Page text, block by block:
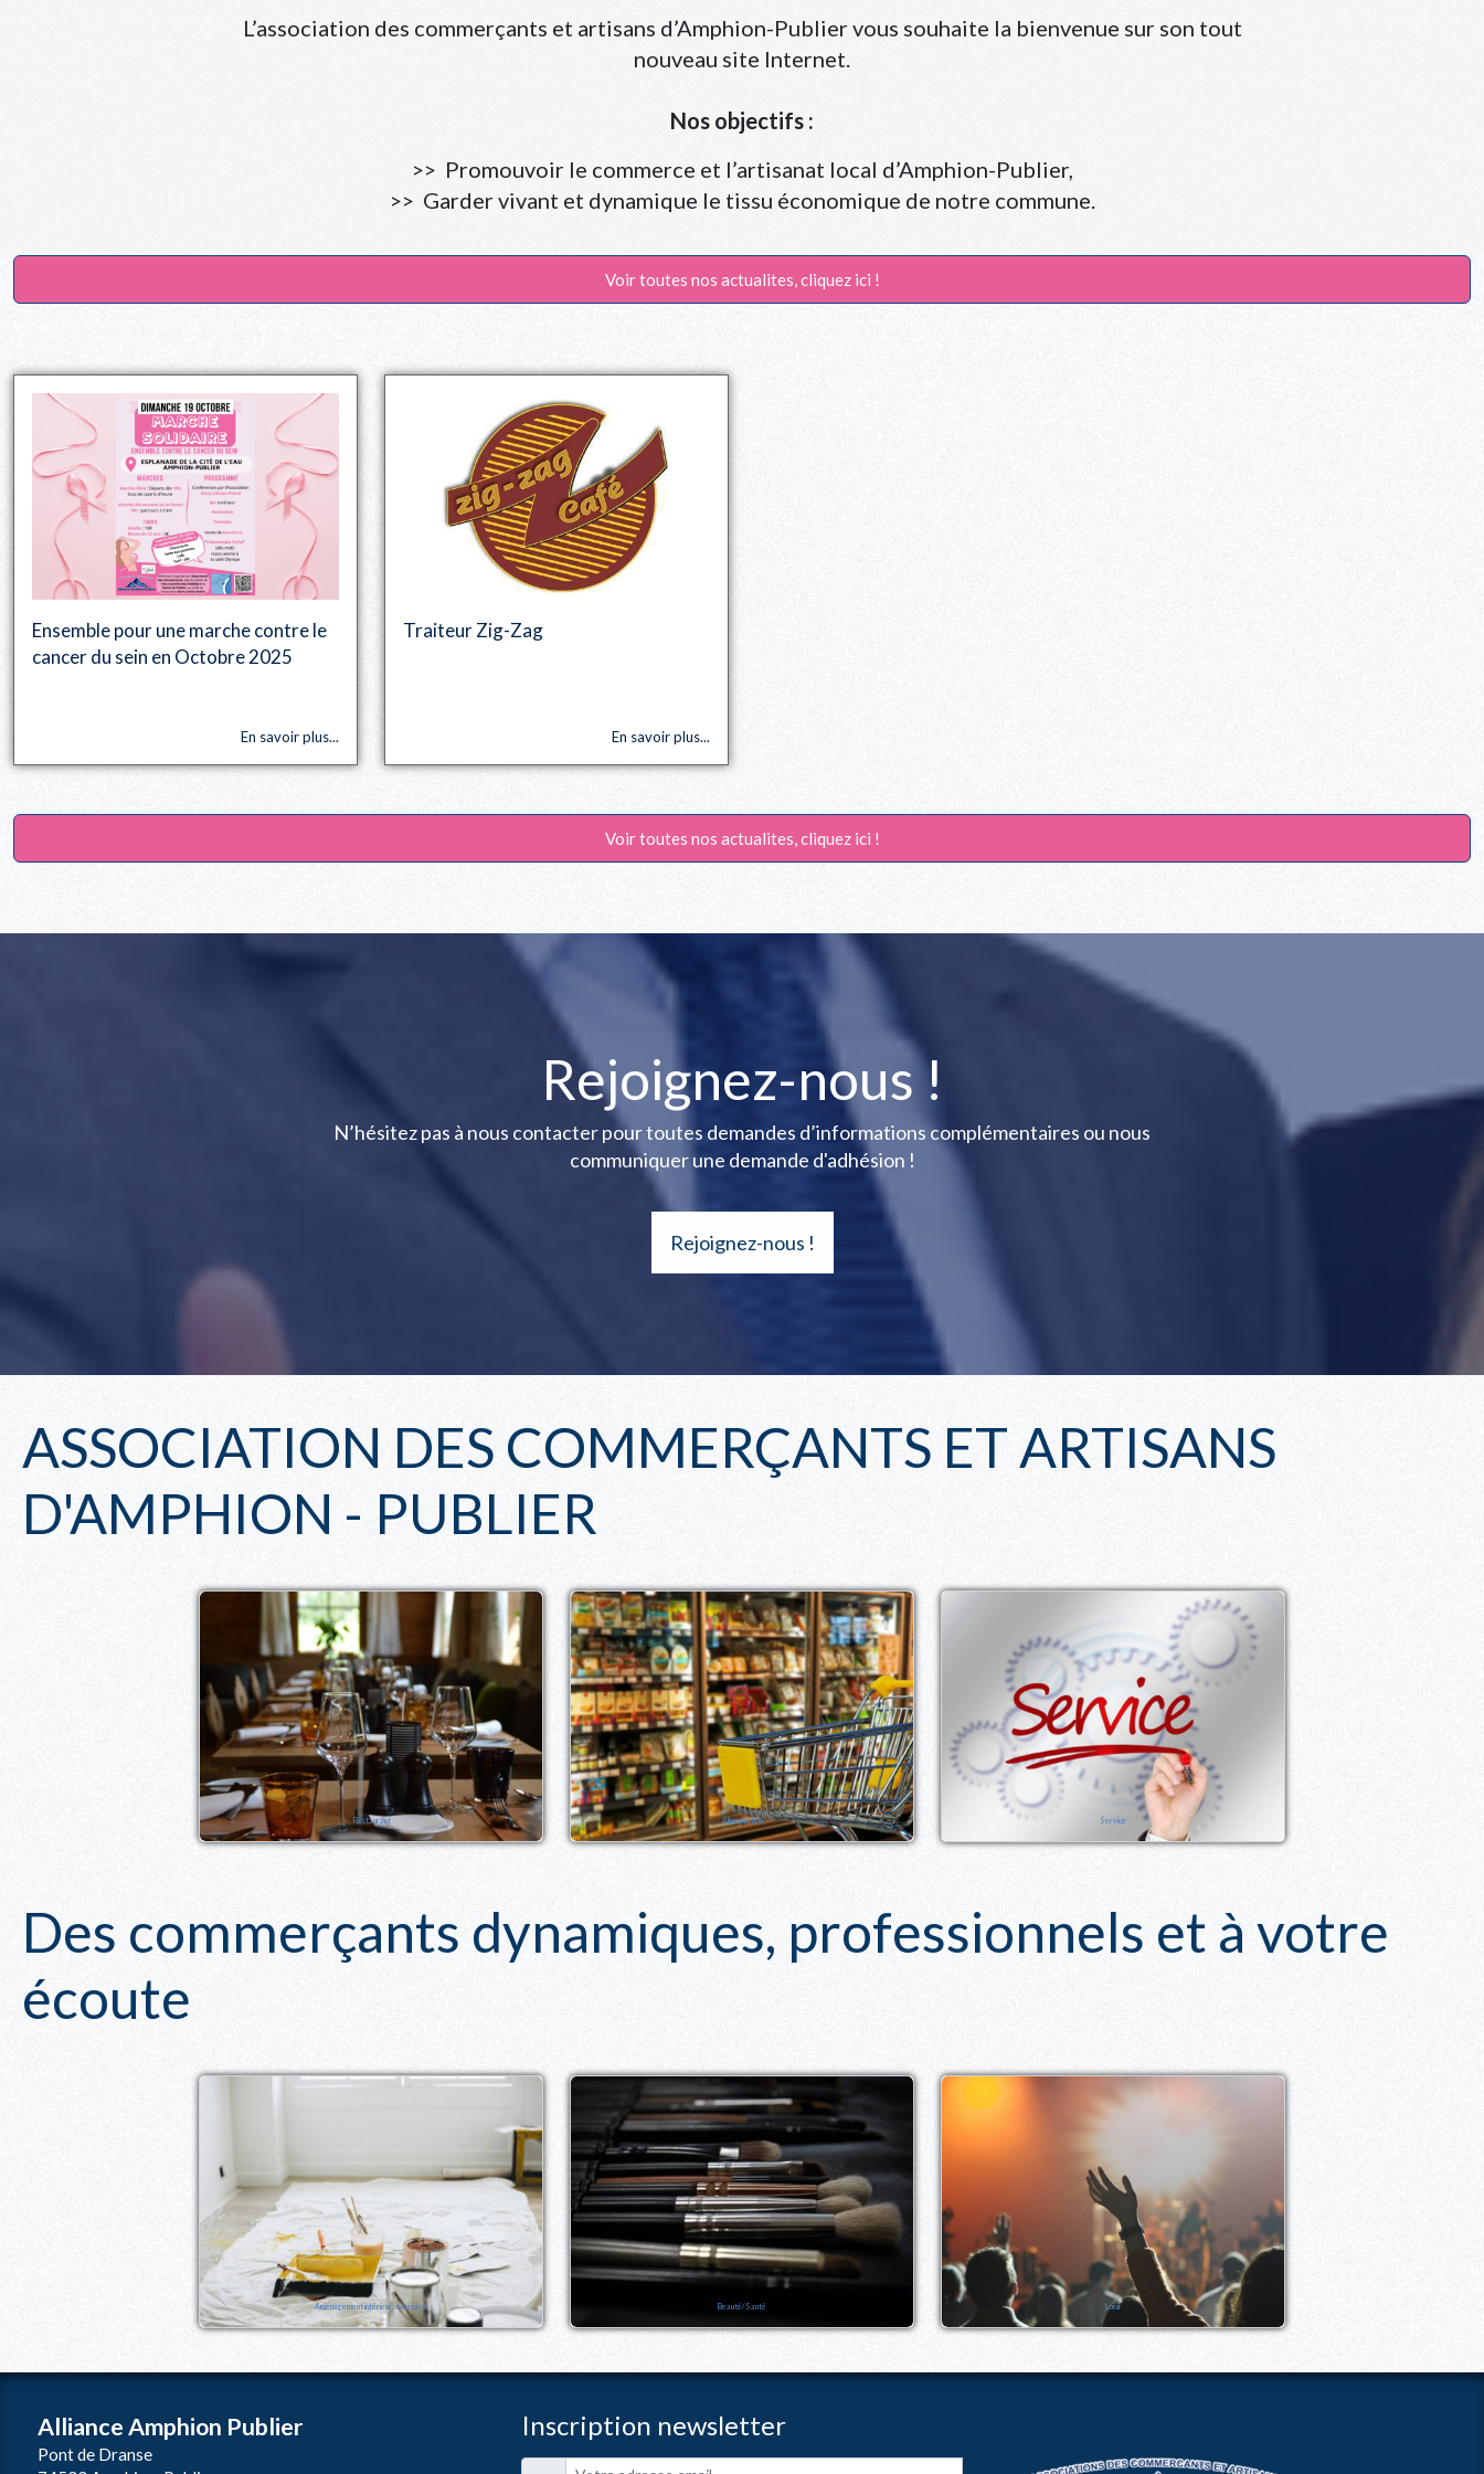
L’association des commerçants et artisans d’Amphion-Publier vous souhaite la bienvenue sur son tout
nouveau site Internet.
Nos objectifs :
>> Promouvoir le commerce et l’artisanat local d’Amphion-Publier,
>> Garder vivant et dynamique le tissu économique de notre commune.
Voir toutes nos actualites, cliquez ici !
Ensemble pour une marche contre le
cancer du sein en Octobre 2025
En savoir plus...
Traiteur Zig-Zag
En savoir plus...
Voir toutes nos actualites, cliquez ici !
Rejoignez-nous !
N’hésitez pas à nous contacter pour toutes demandes d’informations complémentaires ou nous
communiquer une demande d'adhésion !
Rejoignez-nous !
ASSOCIATION DES COMMERÇANTS ET ARTISANS
D'AMPHION - PUBLIER
Restaurant Alimentation Service
Des commerçants dynamiques, professionnels et à votre
écoute
Aménagement intérieur/extérieur Beauté/Santé Loisir
Alliance Amphion Publier
Pont de Dranse
Inscription newsletter